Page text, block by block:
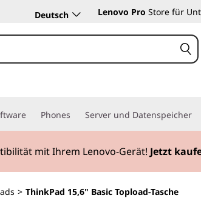
Deutsch Lenovo Pro Store für
Phones Server und Datenspeicher
mit Ihrem Lenovo-Gerät! Jetzt
> ThinkPad 15,6" Basic Topload-Tasche